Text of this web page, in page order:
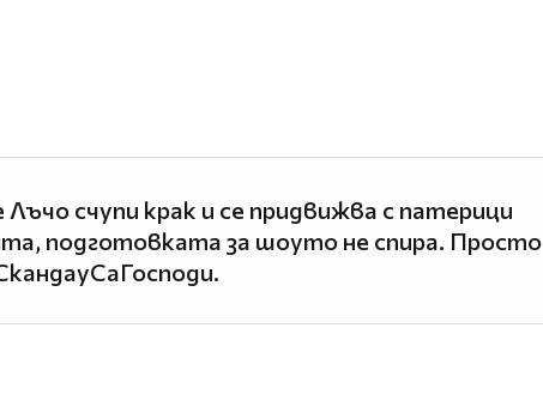
Лъчо счупи крак и се придвижва с патерици
подготовката за шоуто не спира. Просто